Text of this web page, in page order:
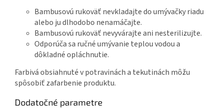
Bambusovú rukoväť nevkladajte do umývačky riadu
alebo ju dlhodobo nenamáčajte.
Bambusovú rukoväť nevyvárajte ani nesterilizujte.
Odporúča sa ručné umývanie teplou vodou a
dôkladné opláchnutie.
Farbivá obsiahnuté v potravinách a tekutinách môžu
spôsobiť zafarbenie produktu.
Dodatočné parametre